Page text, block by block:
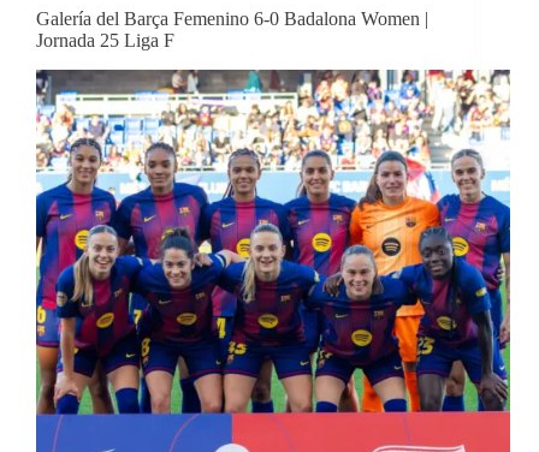
Galería del Barça Femenino 6-0 Badalona Women |
Jornada 25 Liga F